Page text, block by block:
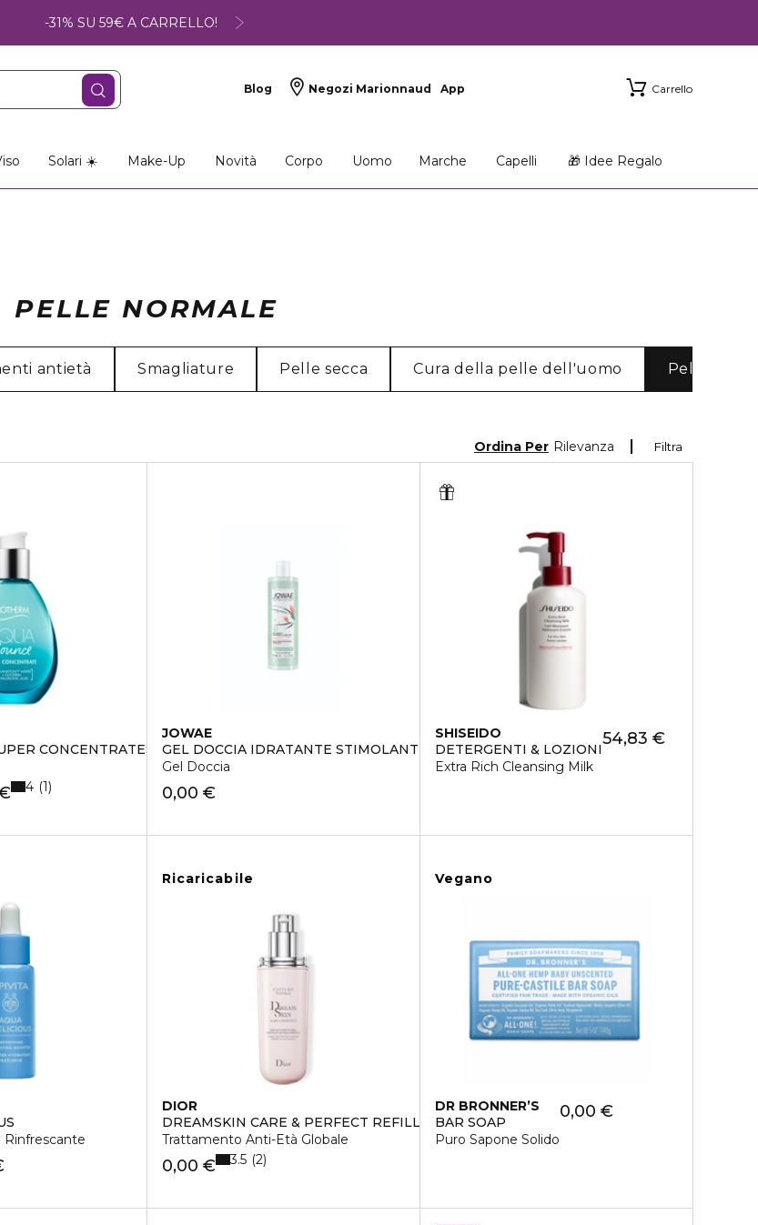
-31% SU 59€ A CARRELLO!
Blog Negozi Marionnaud App Carrello
Solari ☀️ Make-Up Novità Corpo Uomo Marche Capelli 🎁 Idee Regalo
PELLE NORMALE
antietà Smagliature Pelle secca Cura della pelle dell'uomo Pelle
Filtra
Ordina Per Rilevanza
CONCENTRATES BOUNCE
4 1
JOWAE
GEL DOCCIA IDRATANTE STIMOLANTE CORPO ALLO ZENZERO
Gel Doccia
0,00 €
SHISEIDO
DETERGENTI & LOZIONI
Extra Rich Cleansing Milk
54,83 €
Ricaricabile
DIOR
DREAMSKIN CARE & PERFECT REFILL
Trattamento Anti-Età Globale
0,00 € 3.5 2
Vegano
DR BRONNER’S
BAR SOAP
Puro Sapone Solido
0,00 €